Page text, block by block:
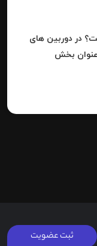
در دوربین های
عنوان بخش
ثبت عضویت